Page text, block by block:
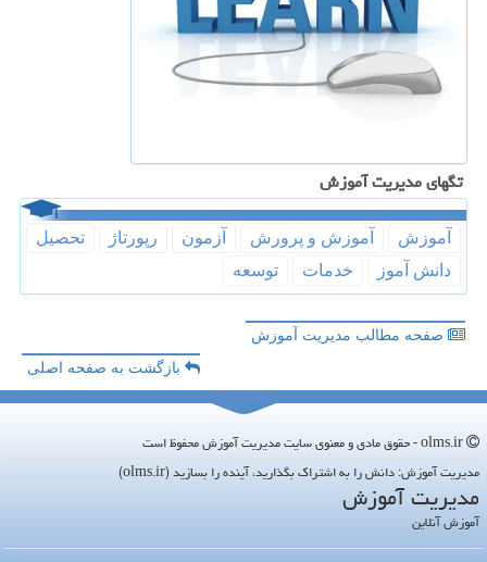
تگهای مدیریت آموزش
آموزش آموزش و پرورش آزمون رپورتاژ
تحصیل
دانش آموز
خدمات توسعه
صفحه مطالب مدیریت آموزش
بازگشت به صفحه اصلی
مدیریت آموزش: دانش را به اشتراک بگذارید، آینده را بسازید (olms.ir)
مدیریت آموزش
آموزش آنلاین